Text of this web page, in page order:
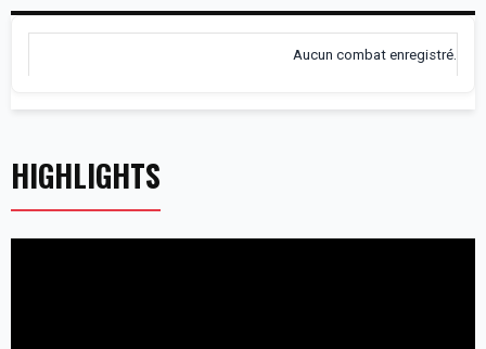
Aucun combat enregistré.
HIGHLIGHTS